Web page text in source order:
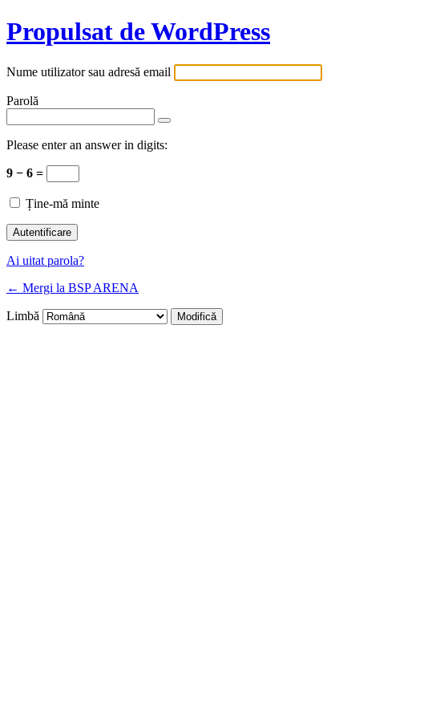
Propulsat de WordPress
Nume utilizator sau adresă email
Parolă
Please enter an answer in digits:
9 − 6 =
Ține-mă minte
Ai uitat parola?
← Mergi la BSP ARENA
Limbă